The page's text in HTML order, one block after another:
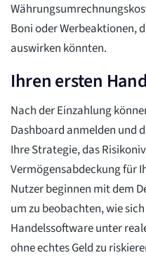
Boni oder Werbeaktionen,
auswirken könnten.
Ihren ersten
Nach der Einzahlung
Dashboard anmelden und
Ihre Strategie, das
Vermögensabdeckung für
Nutzer beginnen mit dem
um zu beobachten, wie
Handelssoftware unter
ohne echtes Geld zu